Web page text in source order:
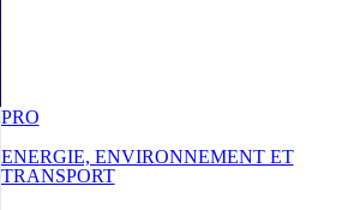
PRO
ENERGIE, ENVIRONNEMENT ET
TRANSPORT